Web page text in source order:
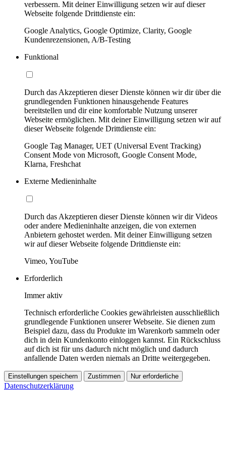
verbessern. Mit deiner Einwilligung setzen wir auf dieser
Webseite folgende Drittdienste ein:
Google Analytics, Google Optimize, Clarity, Google
Kundenrezensionen, A/B-Testing
Funktional
Durch das Akzeptieren dieser Dienste können wir dir über die
grundlegenden Funktionen hinausgehende Features
bereitstellen und dir eine komfortable Nutzung unserer
Webseite ermöglichen. Mit deiner Einwilligung setzen wir auf
dieser Webseite folgende Drittdienste ein:
Google Tag Manager, UET (Universal Event Tracking)
Consent Mode von Microsoft, Google Consent Mode,
Klarna, Freshchat
Externe Medieninhalte
Durch das Akzeptieren dieser Dienste können wir dir Videos
oder andere Medieninhalte anzeigen, die von externen
Anbietern gehostet werden. Mit deiner Einwilligung setzen
wir auf dieser Webseite folgende Drittdienste ein:
Vimeo, YouTube
Erforderlich
Immer aktiv
Technisch erforderliche Cookies gewährleisten ausschließlich
grundlegende Funktionen unserer Webseite. Sie dienen zum
Beispiel dazu, dass du Produkte im Warenkorb sammeln oder
dich in dein Kundenkonto einloggen kannst. Ein Rückschluss
auf dich ist für uns dadurch nicht möglich und dadurch
anfallende Daten werden niemals an Dritte weitergegeben.
Einstellungen speichern Zustimmen Nur erforderliche
Datenschutzerklärung